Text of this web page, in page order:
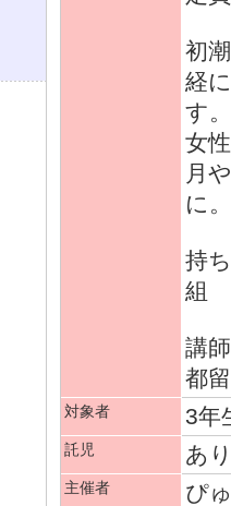
初
経
す。
女
月
に。
持
組
講
都
対象者 3年
託児 あ
主催者 ぴ